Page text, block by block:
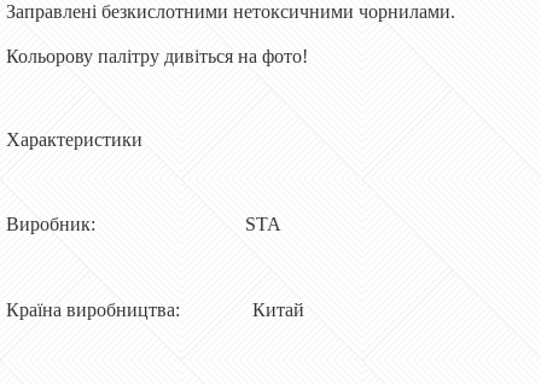
Заправлені безкислотними нетоксичними чорнилами.
Кольорову палітру дивіться на фото!
Характеристики
Виробник: STA
Країна виробництва: Китай